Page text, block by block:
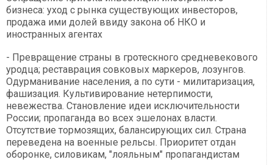
бизнеса: уход с рынка существующих инвесторов,
продажа ими долей ввиду закона об НКО и
иностранных агентах
- Превращение страны в гротескного средневекового
уродца; реставрация совковых маркеров, лозунгов.
Одурманивание населения, а по сути - милитаризация,
фашизация. Культивирование нетерпимости,
невежества. Становление идеи исключительности
России; пропаганда во всех эшелонах власти.
Отсутствие тормозящих, балансирующих сил. Страна
переведена на военные рельсы. Приоритет отдан
оборонке, силовикам, "лояльным" пропагандистам